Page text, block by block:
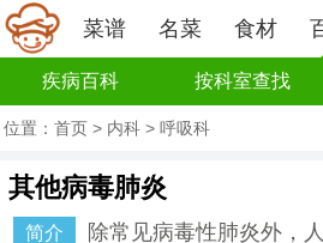
菜谱 名菜 食材
疾病百科 按科室查找
位置： 首页 > 内科 > 呼吸科
其他病毒肺炎
简介
除常见病毒性肺炎外，